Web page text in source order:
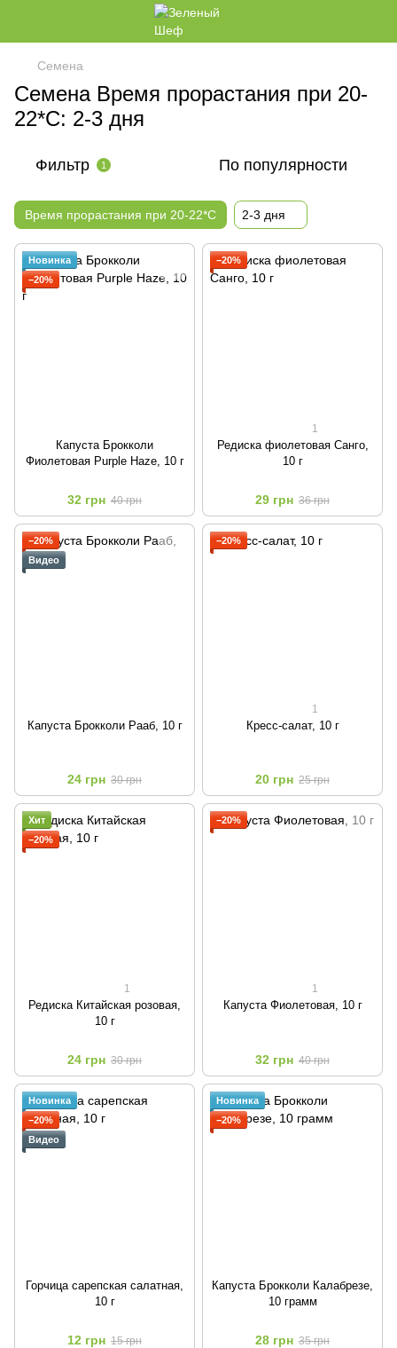
Семена
Семена Время прорастания при 20-
22*C: 2-3 дня
Фильтр 1 По популярности
Время прорастания при 20-22*C 2-3 дня
Новинка
−20%
Капуста Брокколи
Фиолетовая Purple Haze, 10 г
32 грн 40 грн
−20%
1
Редиска фиолетовая Санго,
10 г
29 грн 36 грн
−20%
Видео
Капуста Брокколи Рааб, 10 г
24 грн 30 грн
−20%
1
Кресс-салат, 10 г
20 грн 25 грн
Хит
−20%
1
Редиска Китайская розовая,
10 г
24 грн 30 грн
−20%
1
Капуста Фиолетовая, 10 г
32 грн 40 грн
Новинка
−20%
Видео
Горчица сарепская салатная,
10 г
12 грн 15 грн
Новинка
−20%
Капуста Брокколи Калабрезе,
10 грамм
28 грн 35 грн